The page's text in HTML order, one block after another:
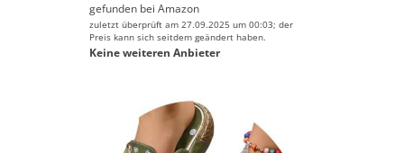
gefunden bei Amazon
zuletzt überprüft am 27.09.2025 um 00:03; der
Preis kann sich seitdem geändert haben.
Keine weiteren Anbieter